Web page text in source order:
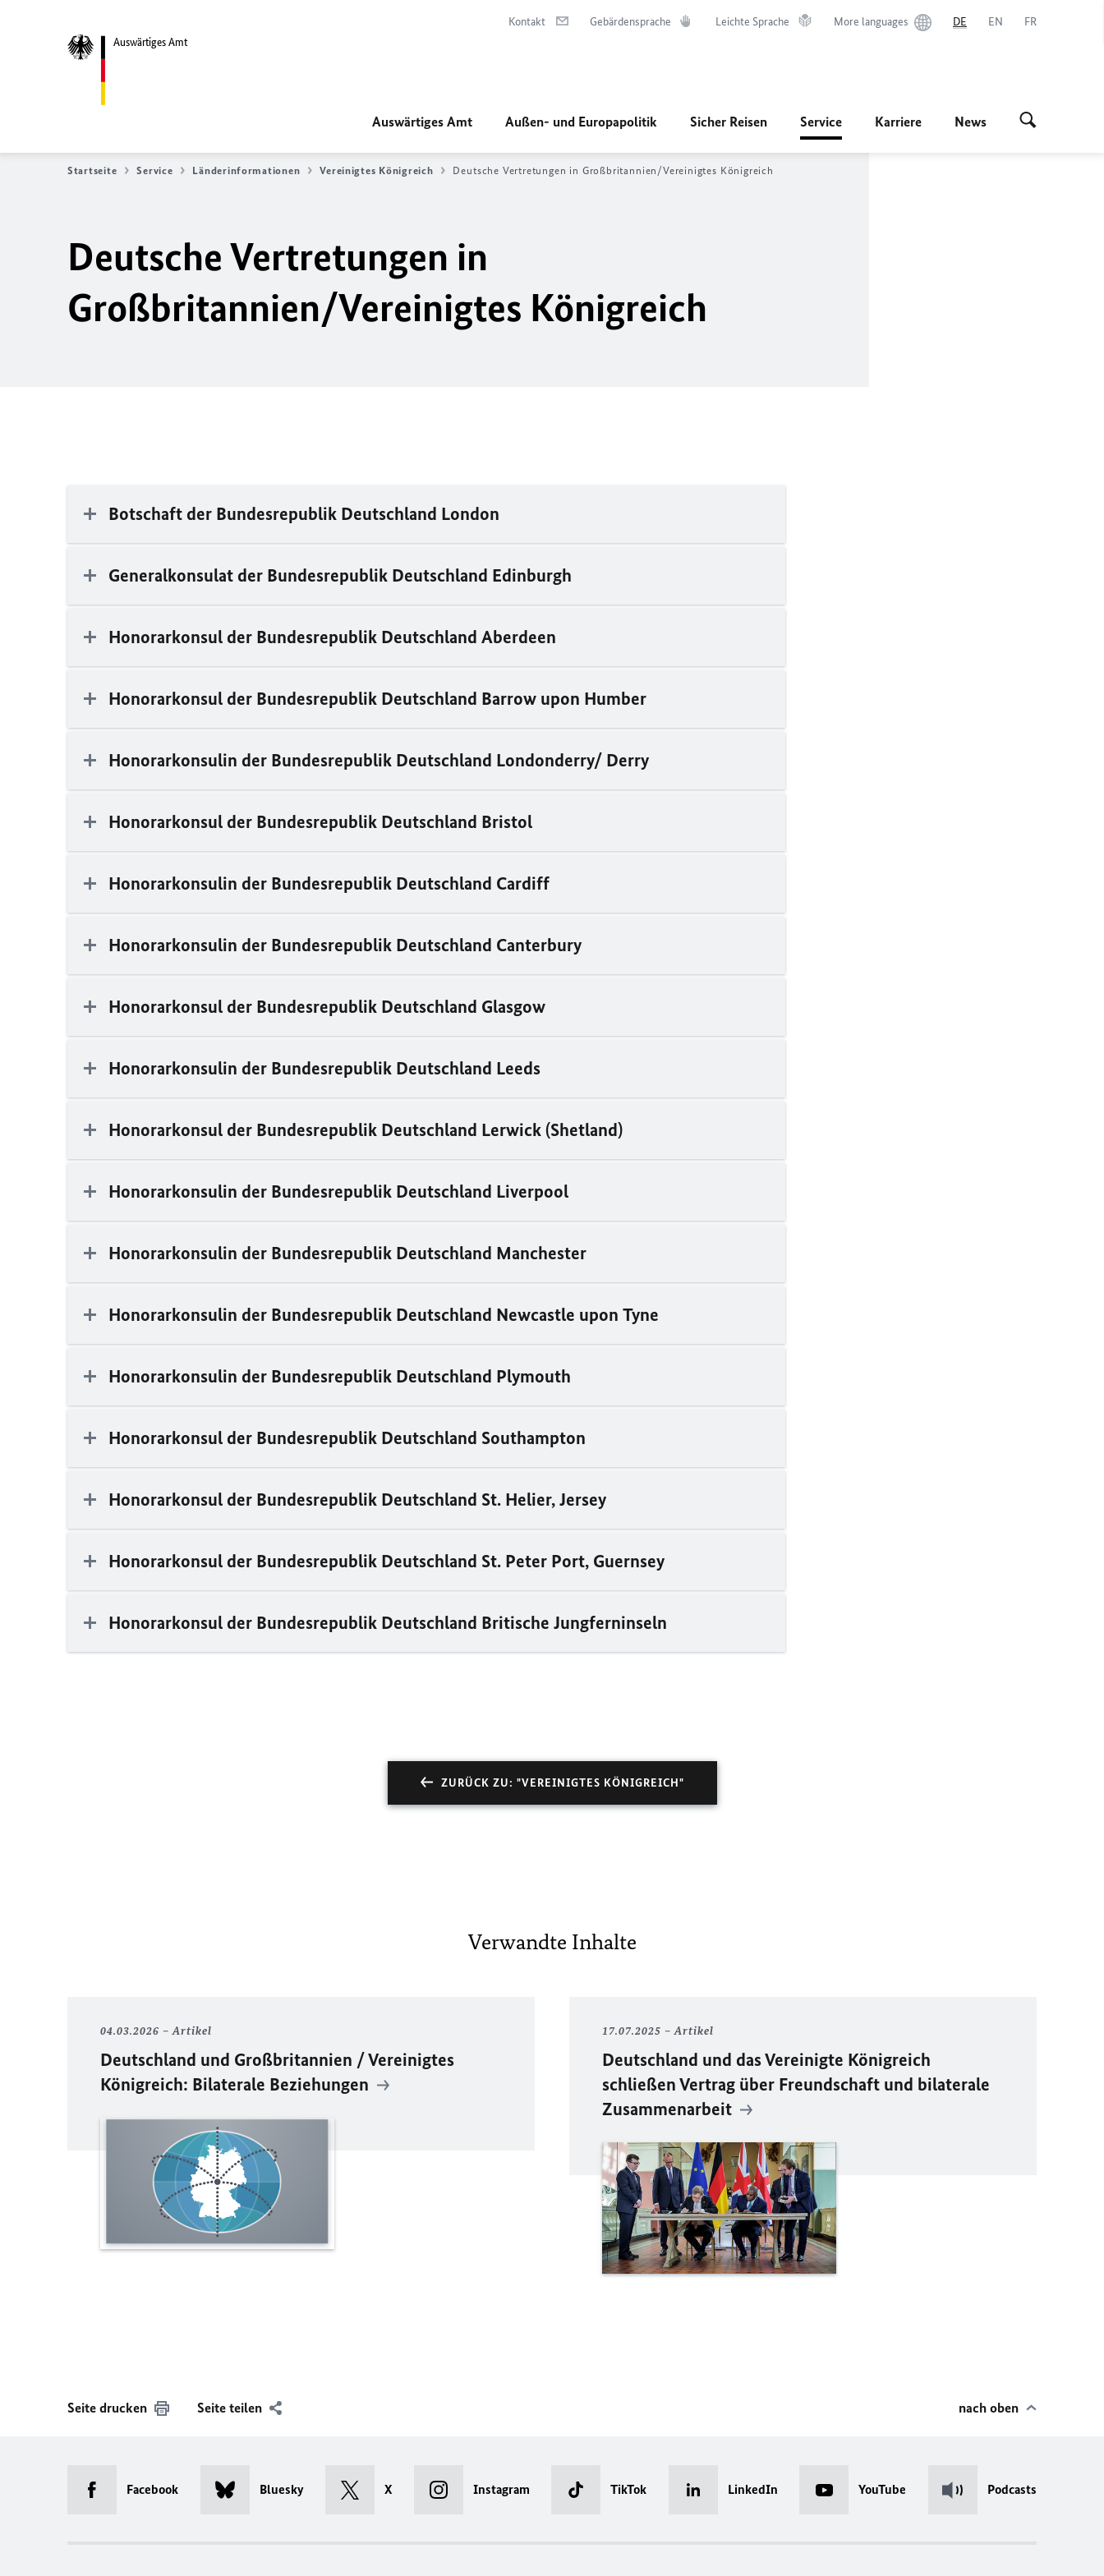
Auswärtiges Amt
Kontakt Gebärdensprache Leichte Sprache More languages DE EN FR
Auswärtiges Amt Außen- und Europapolitik Sicher Reisen Service Karriere News
Startseite Service Länderinformationen Vereinigtes Königreich Deutsche Vertretungen in Großbritannien/Vereinigtes Königreich
Deutsche Vertretungen in
Großbritannien/Vereinigtes Königreich
Botschaft der Bundesrepublik Deutschland London
Generalkonsulat der Bundesrepublik Deutschland Edinburgh
Honorarkonsul der Bundesrepublik Deutschland Aberdeen
Honorarkonsul der Bundesrepublik Deutschland Barrow upon Humber
Honorarkonsulin der Bundesrepublik Deutschland Londonderry/ Derry
Honorarkonsul der Bundesrepublik Deutschland Bristol
Honorarkonsulin der Bundesrepublik Deutschland Cardiff
Honorarkonsulin der Bundesrepublik Deutschland Canterbury
Honorarkonsul der Bundesrepublik Deutschland Glasgow
Honorarkonsulin der Bundesrepublik Deutschland Leeds
Honorarkonsul der Bundesrepublik Deutschland Lerwick (Shetland)
Honorarkonsulin der Bundesrepublik Deutschland Liverpool
Honorarkonsulin der Bundesrepublik Deutschland Manchester
Honorarkonsulin der Bundesrepublik Deutschland Newcastle upon Tyne
Honorarkonsulin der Bundesrepublik Deutschland Plymouth
Honorarkonsul der Bundesrepublik Deutschland Southampton
Honorarkonsul der Bundesrepublik Deutschland St. Helier, Jersey
Honorarkonsul der Bundesrepublik Deutschland St. Peter Port, Guernsey
Honorarkonsul der Bundesrepublik Deutschland Britische Jungferninseln
ZURÜCK ZU: "VEREINIGTES KÖNIGREICH"
Verwandte Inhalte
04.03.2026 Artikel
Deutschland und Großbritannien / Vereinigtes
Königreich: Bilaterale Beziehungen
17.07.2025 Artikel
Deutschland und das Vereinigte Königreich
schließen Vertrag über Freundschaft und bilaterale
Zusammenarbeit
Seite drucken Seite teilen nach oben
Facebook Bluesky X Instagram TikTok LinkedIn YouTube Podcasts